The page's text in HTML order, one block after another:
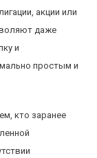
акции или
даже
и
простым и
кто заранее